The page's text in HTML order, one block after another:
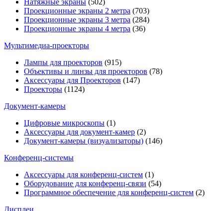
Натяжные экраны (502)
Проекционные экраны 2 метра (703)
Проекционные экраны 3 метра (284)
Проекционные экраны 4 метра (36)
Мультимедиa-проекторы
Лампы для проекторов (915)
Объективы и линзы для проекторов (78)
Аксессуары для Проекторов (147)
Проекторы (1124)
Документ-камеры
Цифровые микроскопы (1)
Аксессуары для документ-камер (2)
Документ-камеры (визуализаторы) (146)
Конференц-системы
Аксессуары для конференц-систем (1)
Оборудование для конференц-связи (54)
Программное обеспечение для конференц-систем (2)
Дисплеи